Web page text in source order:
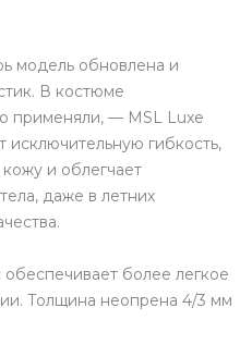
модель обновлена и
В костюме
применяли, — MSL Luxe
гибкость,
и облегчает
даже в летних
более легкое
Толщина неопрена 4/3 мм